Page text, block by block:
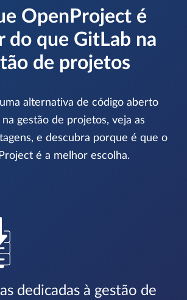
OpenProject é
do que GitLab na
de projetos
alternativa de código aberto
gestão de projetos, veja as
e descubra porque é que o
é a melhor escolha.
dedicadas à gestão de